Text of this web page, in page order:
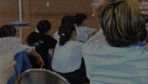
長崎県
熊本県